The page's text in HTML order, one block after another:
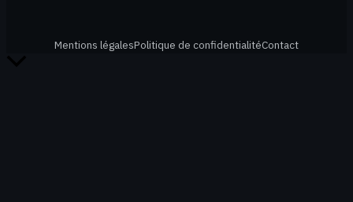
Mentions légalesPolitique de confidentialitéContact